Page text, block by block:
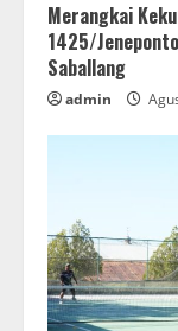
Merangkai
1425/
Saballang
admin